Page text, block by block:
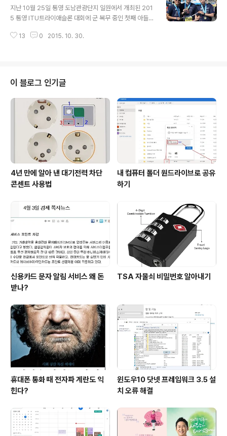
찍을 수 없었는데, 올해부터 '바꿈터' 주변을 두 번 왕복하
도록 코스가 바뀌었기 때문에 경기모습을 찍을 수 있었습
들고 준비하고 있었는데, 아들을 기다리다가 자전거를 타
지난 10월 25일 통영 도남관광단지 일원에서 개최된 201
5 통영 ITU트라이애슬론 대회에 군 복무 중인 첫째 아들,
에 참가하여 완주하였습니다. 작년, 오십대가 되는 첫 해에
자전거를 다 완주하는 것이 힘겹기도 하고, 아들 둘만 둔 아
버지로서 아들들과 특별한 추억도 만들고 싶어서 지난 봄
부터 아이들을 꼬드겨 통영 트라이애슬론 대회 릴레이 대
회 참가신청을 하였습니다. 하루 전날 대회장에 도착하여
자료집을 받아보니 릴레이 종목에 참가한 선수들도 적지
않았습니다. 저희 삼부자처럼 ..
13 0 2015. 10. 30.
이 블로그 인기글
4년 만에 알아 낸 대기전력 차단
콘센트 사용법
내 컴퓨터 폴더 원드라이브로 공유
하기
신용카드 문자 알림 서비스 왜 돈
받나?
TSA 자물쇠 비밀번호 알아내기
휴대폰 통화 때 전자파 계란도 익
힌다?
윈도우10 닷넷 프레임워크 3.5 설
치 오류 해결